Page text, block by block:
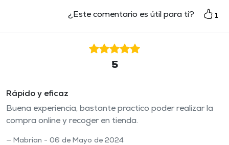
¿Este comentario es útil para tí? 1
5
Rápido y eficaz
Buena experiencia, bastante practico poder realizar la
compra online y recoger en tienda.
Mabrian - 06 de Mayo de 2024